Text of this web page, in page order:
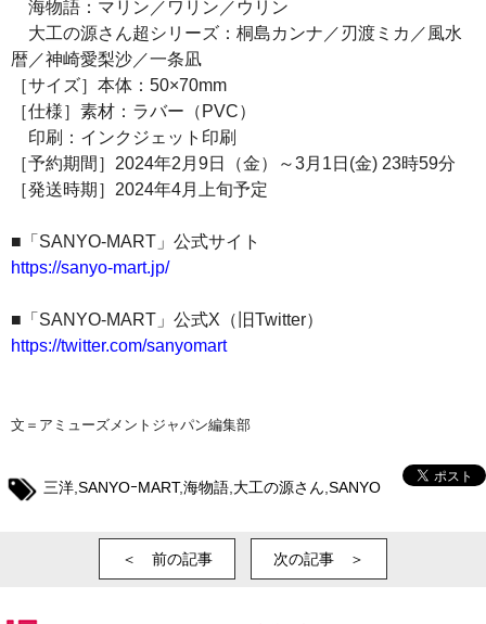
海物語：マリン／ワリン／ウリン
大工の源さん超シリーズ：桐島カンナ／刃渡ミカ／風水
暦／神崎愛梨沙／一条凪
［サイズ］本体：50×70mm
［仕様］素材：ラバー（PVC）
印刷：インクジェット印刷
［予約期間］2024年2月9日（金）～3月1日(金) 23時59分
［発送時期］2024年4月上旬予定
■「SANYO-MART」公式サイト
https://sanyo-mart.jp/
■「SANYO-MART」公式X（旧Twitter）
https://twitter.com/sanyomart
文＝アミューズメントジャパン編集部
三洋 SANYOｰMART,海物語 大工の源さん SANYO
＜ 前の記事 次の記事 ＞